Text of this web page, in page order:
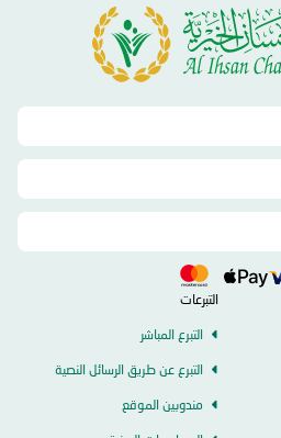
التبرعات
التبرع المباشر
التبرع عن طريق الرسائل النصية
مندوبين الموقع